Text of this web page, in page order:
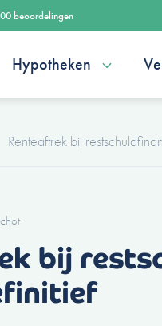
beoordelingen
Hypotheken
Renteaftrek bij
bij